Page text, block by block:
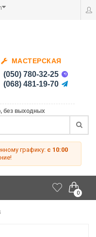
МАСТЕРСКАЯ
(050) 780-32-25
(068) 481-19-70
без выходных
графику: с 10:00
0